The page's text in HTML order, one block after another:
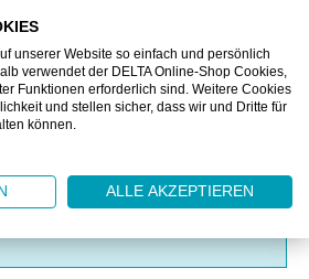
MERKEN
VERGLEICHEN
unserer Website so einfach und persönlich
verwendet der DELTA Online-Shop Cookies,
Funktionen erforderlich sind. Weitere Cookies
und stellen sicher, dass wir und Dritte für
können.
ALLE AKZEPTIEREN